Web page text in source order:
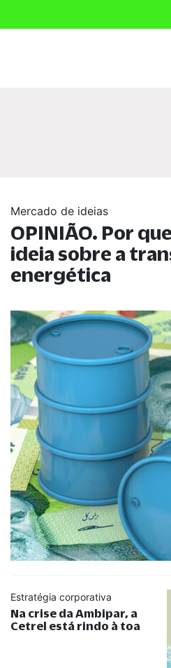
Mercado de ideias
OPINIÃO. Por
ideia sobre a
energética
Estratégia corporativa
Na crise da Ambipar, a
Cetrel está rindo à toa